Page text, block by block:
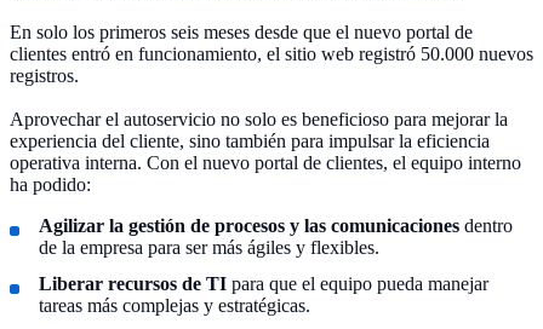
En solo los primeros seis meses desde que el nuevo portal de
clientes entró en funcionamiento, el sitio web registró 50.000 nuevos
registros.
Aprovechar el autoservicio no solo es beneficioso para mejorar la
experiencia del cliente, sino también para impulsar la eficiencia
operativa interna. Con el nuevo portal de clientes, el equipo interno
ha podido:
Agilizar la gestión de procesos y las comunicaciones dentro
de la empresa para ser más ágiles y flexibles.
Liberar recursos de TI para que el equipo pueda manejar
tareas más complejas y estratégicas.